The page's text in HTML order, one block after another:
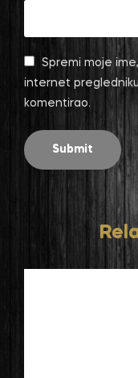
Spremi moje
internet
komentirao.